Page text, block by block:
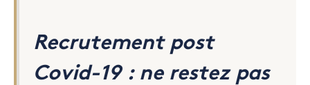
Recrutement post
Covid-19 : ne restez pas